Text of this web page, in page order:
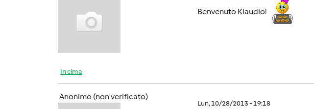
Benvenuto Klaudio!
In cima
Anonimo (non verificato)
Lun, 10/28/2013 - 19:18